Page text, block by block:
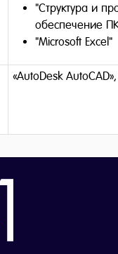
"Структура и
обеспечение
"Microsoft Excel"
«AutoDesk